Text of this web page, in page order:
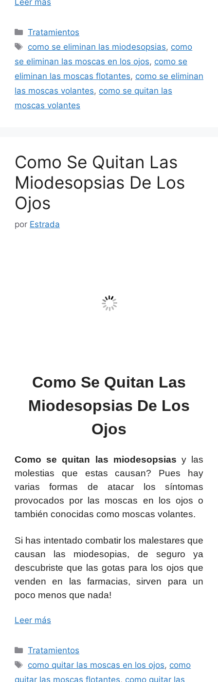
Categorías
Tratamientos
Etiquetas
como se eliminan las miodesopsias, como
se eliminan las moscas en los ojos, como se
eliminan las moscas flotantes, como se eliminan
las moscas volantes, como se quitan las
moscas volantes
Como Se Quitan Las
Miodesopsias De Los
Ojos
por Estrada
Como Se Quitan Las
Miodesopsias De Los
Ojos
Como se quitan las miodesopsias y las
molestias que estas causan? Pues hay
varias formas de atacar los síntomas
provocados por las moscas en los ojos o
también conocidas como moscas volantes.
Si has intentado combatir los malestares que
causan las miodesopias, de seguro ya
descubriste que las gotas para los ojos que
venden en las farmacias, sirven para un
poco menos que nada!
Leer más
Categorías
Tratamientos
Etiquetas
como quitar las moscas en los ojos, como
quitar las moscas flotantes, como quitar las